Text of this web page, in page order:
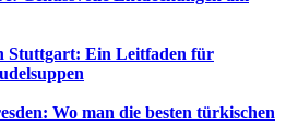
Stuttgart: Ein Leitfaden für
Wo man die besten türkischen